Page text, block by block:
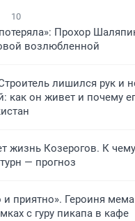
10
Прохор
возлюбленной
лишился рук и
как он живет и почему
жизнь Козерогов. К
— прогноз
приятно». Героиня мема
с гуру пикапа в кафе